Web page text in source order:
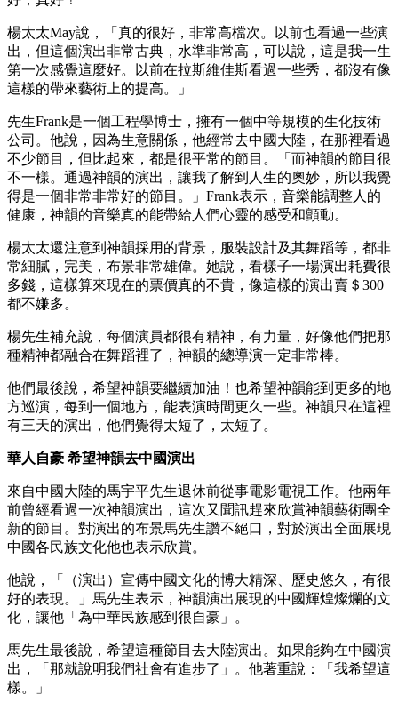
楊太太May說，「真的很好，非常高檔次。以前也看過一些演
出，但這個演出非常古典，水準非常高，可以說，這是我一生
第一次感覺這麼好。以前在拉斯維佳斯看過一些秀，都沒有像
這樣的帶來藝術上的提高。」
先生Frank是一個工程學博士，擁有一個中等規模的生化技術
公司。他說，因為生意關係，他經常去中國大陸，在那裡看過
不少節目，但比起來，都是很平常的節目。「而神韻的節目很
不一樣。通過神韻的演出，讓我了解到人生的奧妙，所以我覺
得是一個非常非常好的節目。」Frank表示，音樂能調整人的
健康，神韻的音樂真的能帶給人們心靈的感受和顫動。
楊太太還注意到神韻採用的背景，服裝設計及其舞蹈等，都非
常細膩，完美，布景非常雄偉。她說，看樣子一場演出耗費很
多錢，這樣算來現在的票價真的不貴，像這樣的演出賣＄300
都不嫌多。
楊先生補充說，每個演員都很有精神，有力量，好像他們把那
種精神都融合在舞蹈裡了，神韻的總導演一定非常棒。
他們最後說，希望神韻要繼續加油！也希望神韻能到更多的地
方巡演，每到一個地方，能表演時間更久一些。神韻只在這裡
有三天的演出，他們覺得太短了，太短了。
華人自豪 希望神韻去中國演出
來自中國大陸的馬宇平先生退休前從事電影電視工作。他兩年
前曾經看過一次神韻演出，這次又聞訊趕來欣賞神韻藝術團全
新的節目。對演出的布景馬先生讚不絕口，對於演出全面展現
中國各民族文化他也表示欣賞。
他說，「（演出）宣傳中國文化的博大精深、歷史悠久，有很
好的表現。」馬先生表示，神韻演出展現的中國輝煌燦爛的文
化，讓他「為中華民族感到很自豪」。
馬先生最後說，希望這種節目去大陸演出。如果能夠在中國演
出，「那就說明我們社會有進步了」。他著重說：「我希望這
樣。」